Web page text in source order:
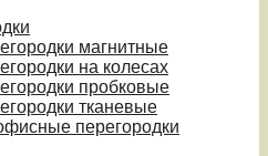
магнитные
на колесах
пробковые
тканевые
перегородки